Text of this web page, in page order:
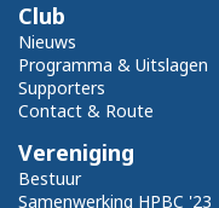
Club
Nieuws
Programma & Uitslagen
Supporters
Contact & Route
Vereniging
Bestuur
Samenwerking HPBC '23